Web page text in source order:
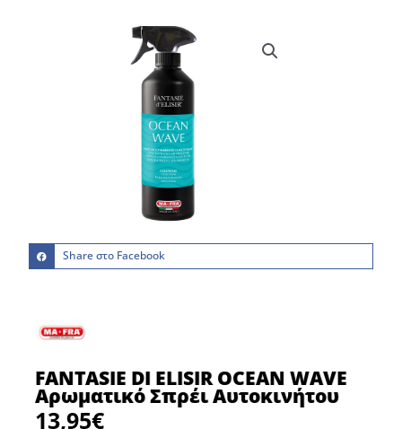
Share στο Facebook
FANTASIE DI ELISIR OCEAN WAVE
Αρωματικό Σπρέι Αυτοκινήτου
13,95€